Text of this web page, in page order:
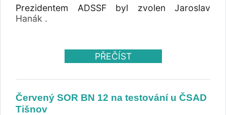
Prezidentem ADSSF byl zvolen Jaroslav
Hanák .
PŘEČÍST
Červený SOR BN 12 na testování u ČSAD
Tišnov